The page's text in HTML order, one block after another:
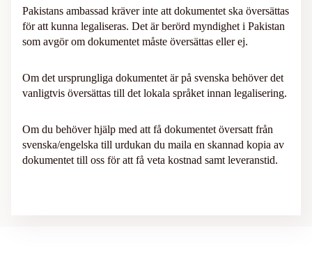
Pakistans ambassad kräver inte att dokumentet ska översättas
för att kunna legaliseras. Det är berörd myndighet i Pakistan
som avgör om dokumentet måste översättas eller ej.
Om det ursprungliga dokumentet är på svenska behöver det
vanligtvis översättas till det lokala språket innan legalisering.
Om du behöver hjälp med att få dokumentet översatt från
svenska/engelska till urdukan du maila en skannad kopia av
dokumentet till oss för att få veta kostnad samt leveranstid.